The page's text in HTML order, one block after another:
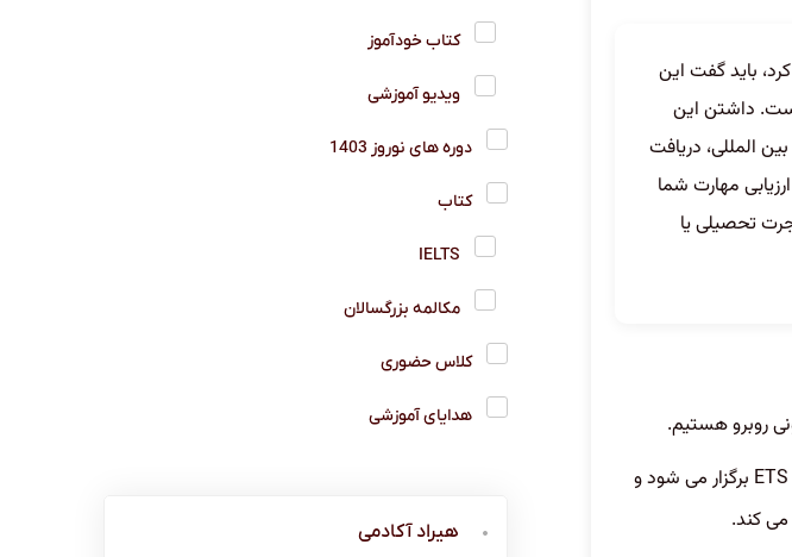
باید گفت این
دانشگاه معتبر در 160 کشور دنیا است. داشتن این
المللی، دریافت
مهارت شما
تحصیلی یا
روبرو هستیم.
TOEFL مخفف Test of English as a Foreign Language است. این آزمون توسط شرکت ETS برگزار می شود و
کتاب خودآموز
ویدیو آموزشی
دوره های نوروز 1403
کتاب
IELTS
مکالمه بزرگسالان
کلاس حضوری
هدایای آموزشی
هیراد آکادمی